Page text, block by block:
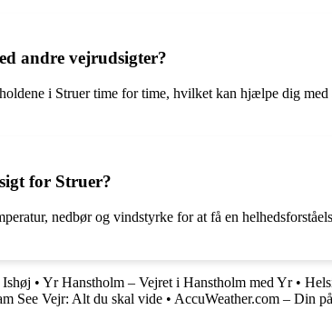
andre vejrudsigter?
i Struer time for time, hvilket kan hjælpe dig
for Struer?
nedbør og vindstyrke for at få en
• Yr Hanstholm – Vejret i Hanstholm med Yr•
See Vejr: Alt du skal vide • AccuWeather.com – Din